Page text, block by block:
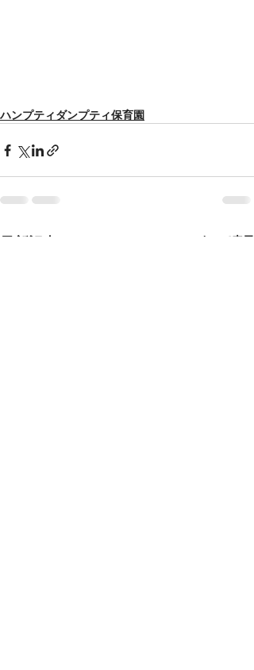
ハンプティダンプティ保育園
最新記事 すべて表示